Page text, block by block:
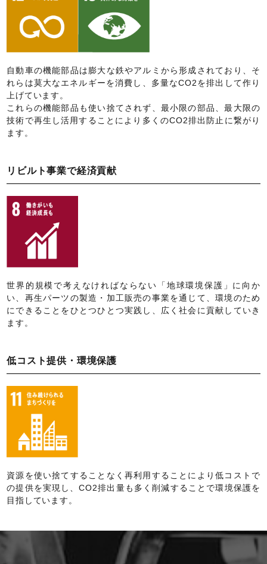
自動車の機能部品は膨大な鉄やアルミから形成されており、そ
れらは莫大なエネルギーを消費し、多量なCO2を排出して作り
上げています。
これらの機能部品も使い捨てされず、最小限の部品、最大限の
技術で再生し活用することにより多くのCO2排出防止に繋がり
ます。
リビルト事業で経済貢献
世界的規模で考えなければならない「地球環境保護」に向か
い、再生パーツの製造・加工販売の事業を通じて、環境のため
にできることをひとつひとつ実践し、広く社会に貢献していき
ます。
低コスト提供・環境保護
資源を使い捨てすることなく再利用することにより低コストで
の提供を実現し、CO2排出量も多く削減することで環境保護を
目指しています。